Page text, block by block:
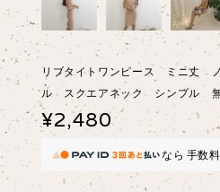
リブタイトワンピース ミニ丈
ル スクエアネック シンプル
¥2,480
なら 手数